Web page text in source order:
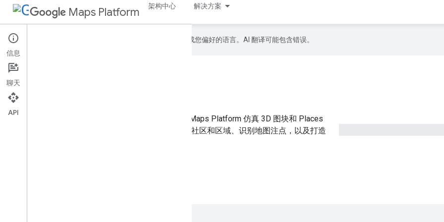
Maps Platform 架构中心 解决方案
Google 会使用 AI 技术将内容翻译成您偏好的语言。AI 翻译可能包含错误。
3D 区域探索器
借助 3D 区域探索器解决方案，您可以使用 Google Maps Platform 仿真 3D 图块和 Places
API 以虚拟方式和 3D 方式探索具有高度视觉细节的社区和区域、识别地图注点，以及打造
信息
聊天
API